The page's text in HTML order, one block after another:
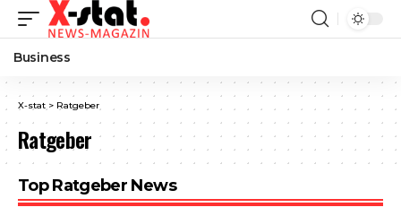
Business
X-stat > Ratgeber
Ratgeber
Top Ratgeber News